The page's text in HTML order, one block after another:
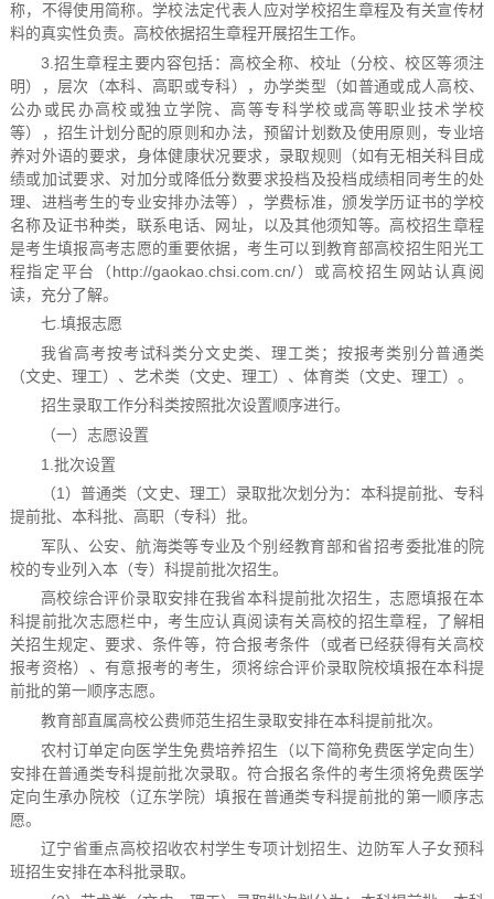
称，不得使用简称。学校法定代表人应对学校招生章程及有关宣传材
料的真实性负责。高校依据招生章程开展招生工作。
3.招生章程主要内容包括：高校全称、校址（分校、校区等须注
明），层次（本科、高职或专科），办学类型（如普通或成人高校、
公办或民办高校或独立学院、高等专科学校或高等职业技术学校
等），招生计划分配的原则和办法，预留计划数及使用原则，专业培
养对外语的要求，身体健康状况要求，录取规则（如有无相关科目成
绩或加试要求、对加分或降低分数要求投档及投档成绩相同考生的处
理、进档考生的专业安排办法等），学费标准，颁发学历证书的学校
名称及证书种类，联系电话、网址，以及其他须知等。高校招生章程
是考生填报高考志愿的重要依据，考生可以到教育部高校招生阳光工
程指定平台（http://gaokao.chsi.com.cn/）或高校招生网站认真阅
读，充分了解。
七.填报志愿
我省高考按考试科类分文史类、理工类；按报考类别分普通类
（文史、理工）、艺术类（文史、理工）、体育类（文史、理工）。
招生录取工作分科类按照批次设置顺序进行。
（一）志愿设置
1.批次设置
（1）普通类（文史、理工）录取批次划分为：本科提前批、专科
提前批、本科批、高职（专科）批。
军队、公安、航海类等专业及个别经教育部和省招考委批准的院
校的专业列入本（专）科提前批次招生。
高校综合评价录取安排在我省本科提前批次招生，志愿填报在本
科提前批次志愿栏中，考生应认真阅读有关高校的招生章程，了解相
关招生规定、要求、条件等，符合报考条件（或者已经获得有关高校
报考资格）、有意报考的考生，须将综合评价录取院校填报在本科提
前批的第一顺序志愿。
教育部直属高校公费师范生招生录取安排在本科提前批次。
农村订单定向医学生免费培养招生（以下简称免费医学定向生）
安排在普通类专科提前批次录取。符合报名条件的考生须将免费医学
定向生承办院校（辽东学院）填报在普通类专科提前批的第一顺序志
愿。
辽宁省重点高校招收农村学生专项计划招生、边防军人子女预科
班招生安排在本科批录取。